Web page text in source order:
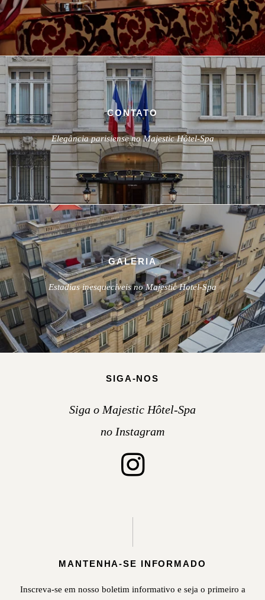
CONTATO
Elegância parisiense no Majestic Hôtel-Spa
GALERIA
Estadias inesquecíveis no Majestic Hotel-Spa
SIGA-NOS
Siga o Majestic Hôtel-Spa
no Instagram
MANTENHA-SE INFORMADO
Inscreva-se em nosso boletim informativo e seja o primeiro a